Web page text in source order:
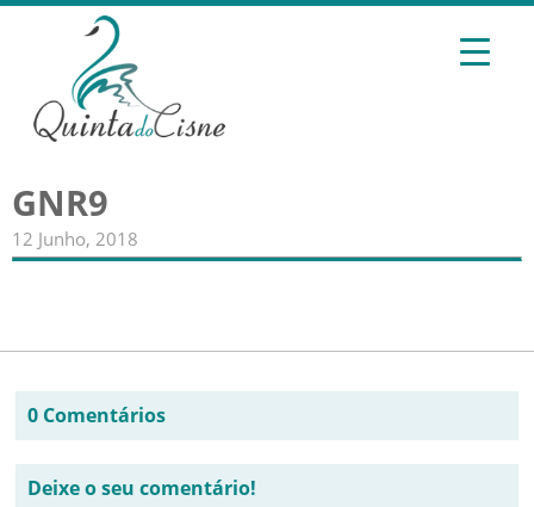
GNR9
12 Junho, 2018
0 Comentários
Deixe o seu comentário!